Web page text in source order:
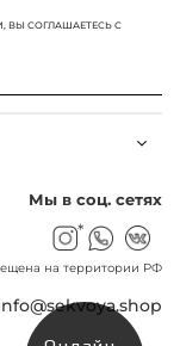
ВЫ СОГЛАШАЕТЕСЬ С
Мы в соц. сетях
*
на территории РФ